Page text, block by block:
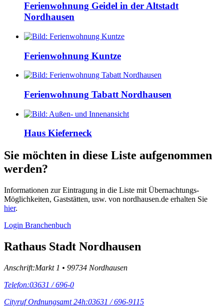
Ferienwohnung Geidel in der Altstadt
Nordhausen
Ferienwohnung Kuntze
Ferienwohnung Tabatt Nordhausen
Haus Kieferneck
Sie möchten in diese Liste aufgenommen
werden?
Informationen zur Eintragung in die Liste mit Übernachtungs-
Möglichkeiten, Gaststätten, usw. von nordhausen.de erhalten Sie
hier.
Login Branchenbuch
Rathaus Stadt Nordhausen
Anschrift:Markt 1 • 99734 Nordhausen
Telefon:03631 / 696-0
Cityruf Ordnungsamt 24h:03631 / 696-9115